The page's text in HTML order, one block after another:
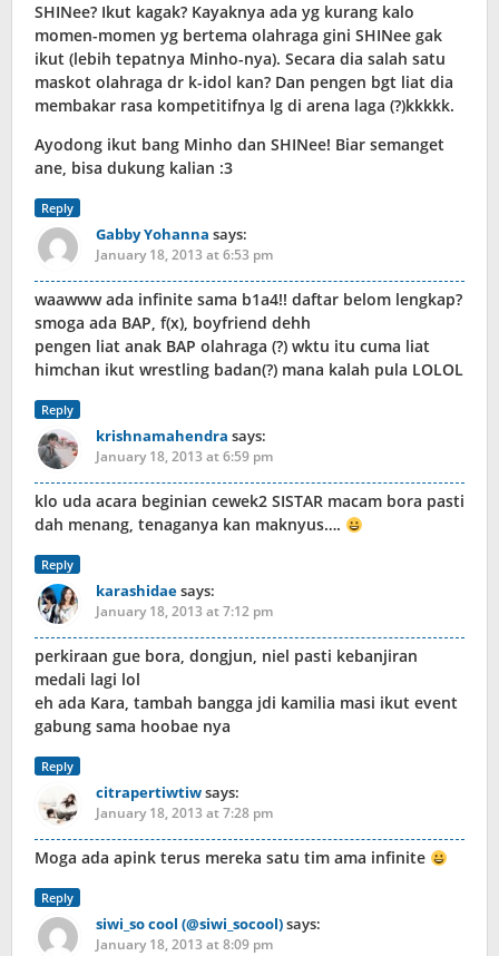
SHINee? Ikut kagak? Kayaknya ada yg kurang kalo
momen-momen yg bertema olahraga gini SHINee gak
ikut (lebih tepatnya Minho-nya). Secara dia salah satu
maskot olahraga dr k-idol kan? Dan pengen bgt liat dia
membakar rasa kompetitifnya lg di arena laga (?)kkkkk.
Ayodong ikut bang Minho dan SHINee! Biar semanget
ane, bisa dukung kalian :3
Reply
Gabby Yohanna says:
January 18, 2013 at 6:53 pm
waawww ada infinite sama b1a4!! daftar belom lengkap?
smoga ada BAP, f(x), boyfriend dehh
pengen liat anak BAP olahraga (?) wktu itu cuma liat
himchan ikut wrestling badan(?) mana kalah pula LOLOL
Reply
krishnamahendra says:
January 18, 2013 at 6:59 pm
klo uda acara beginian cewek2 SISTAR macam bora pasti
dah menang, tenaganya kan maknyus….
Reply
karashidaesays:
January 18, 2013 at 7:12 pm
perkiraan gue bora, dongjun, niel pasti kebanjiran
medali lagi lol
eh ada Kara, tambah bangga jdi kamilia masi ikut event
gabung sama hoobae nya
Reply
citrapertiwtiwsays:
January 18, 2013 at 7:28 pm
Moga ada apink terus mereka satu tim ama infinite
Reply
siwi_so cool (@siwi_socool)says:
January 18, 2013 at 8:09 pm